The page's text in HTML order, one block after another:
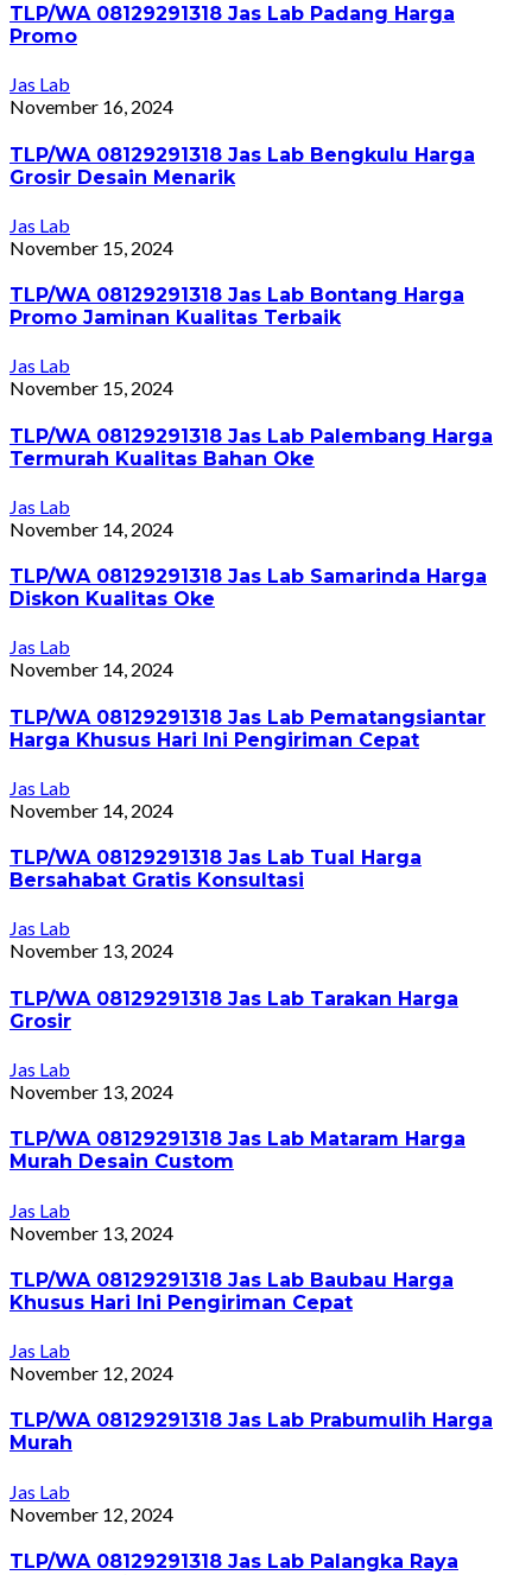
TLP/WA 08129291318 Jas Lab Padang Harga
Promo
Jas Lab
November 16, 2024
TLP/WA 08129291318 Jas Lab Bengkulu Harga
Grosir Desain Menarik
Jas Lab
November 15, 2024
TLP/WA 08129291318 Jas Lab Bontang Harga
Promo Jaminan Kualitas Terbaik
Jas Lab
November 15, 2024
TLP/WA 08129291318 Jas Lab Palembang Harga
Termurah Kualitas Bahan Oke
Jas Lab
November 14, 2024
TLP/WA 08129291318 Jas Lab Samarinda Harga
Diskon Kualitas Oke
Jas Lab
November 14, 2024
TLP/WA 08129291318 Jas Lab Pematangsiantar
Harga Khusus Hari Ini Pengiriman Cepat
Jas Lab
November 14, 2024
TLP/WA 08129291318 Jas Lab Tual Harga
Bersahabat Gratis Konsultasi
Jas Lab
November 13, 2024
TLP/WA 08129291318 Jas Lab Tarakan Harga
Grosir
Jas Lab
November 13, 2024
TLP/WA 08129291318 Jas Lab Mataram Harga
Murah Desain Custom
Jas Lab
November 13, 2024
TLP/WA 08129291318 Jas Lab Baubau Harga
Khusus Hari Ini Pengiriman Cepat
Jas Lab
November 12, 2024
TLP/WA 08129291318 Jas Lab Prabumulih Harga
Murah
Jas Lab
November 12, 2024
TLP/WA 08129291318 Jas Lab Palangka Raya